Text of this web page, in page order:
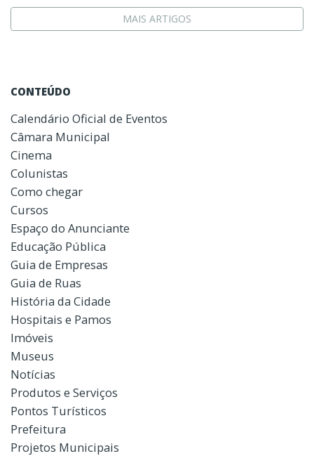
MAIS ARTIGOS
CONTEÚDO
Calendário Oficial de Eventos
Câmara Municipal
Cinema
Colunistas
Como chegar
Cursos
Espaço do Anunciante
Educação Pública
Guia de Empresas
Guia de Ruas
História da Cidade
Hospitais e Pamos
Imóveis
Museus
Notícias
Produtos e Serviços
Pontos Turísticos
Prefeitura
Projetos Municipais